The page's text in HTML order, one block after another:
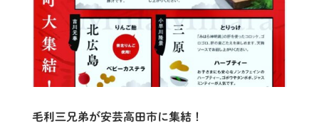
毛利三兄弟が安芸高田市に集結！